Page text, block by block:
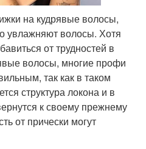
на кудрявые волосы,
увлажняют волосы. Хотя
от трудностей в
волосы, многие профи
так как в таком
структура локона и в
к своему прежнему
от прически могут